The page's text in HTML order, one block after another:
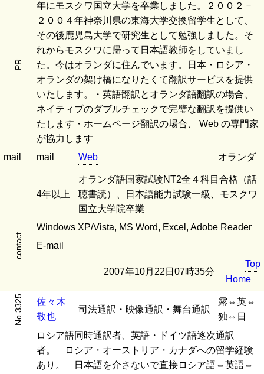
PR
年にモスクワ国立大学を卒業しました。２００２－
２００４年神奈川県の東海大学交換留学生として、
その後鹿児島大学で研究生として勉強しました。そ
れからモスクワに帰って日本語教師をしていまし
た。今はオランダに住んでいます。日本・ロシア・
オランダの架け橋になりたくて翻訳サービスを提供
いたします。・英語翻訳とオランダ語翻訳の場合、
ネイティブのダブルチェックで完璧な翻訳を提供い
たします・ホームページ翻訳の場合、 Web の専門家
が協力します
mail
mail Web オランダ
4年以上
オランダ語国家試験NT2全４科目合格（話
聴書読）、日本語能力試験一級、モスクワ
国立大学院卒業
Windows XP/Vista, MS Word, Excel, Adobe Reader
contact E-mail
2007年10月22日07時35分
Top
Home
No.3325 佐 々 木
敬也
司法通訳・映像通訳・舞台通訳
露⇔英⇔
独⇔日
ロシア語同時通訳者、英語・ドイツ語逐次通訳
者。 ロシア・オーストリア・カナダへの留学経験
あり。 日本語を介さないで直接ロシア語⇔英語⇔